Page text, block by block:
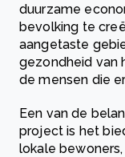
duurzame
bevolking te
aangetaste
gezondheid van
de mensen die
Een van de
project is het
lokale